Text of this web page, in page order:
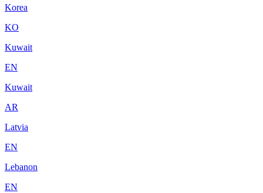
Korea
KO
Kuwait
EN
Kuwait
AR
Latvia
EN
Lebanon
EN